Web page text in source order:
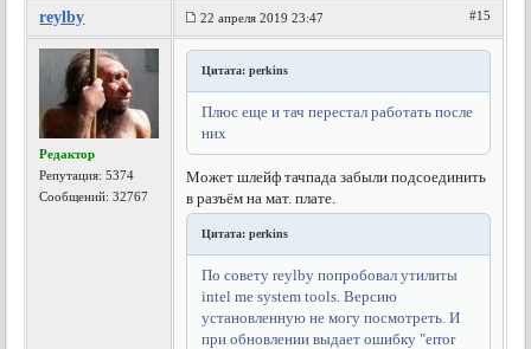
reylby 22 апреля 2019 23:47 #15
Редактор
Репутация:5374
Сообщений: 32767
Цитата: perkins
Плюс еще и тач перестал работать после
них
Может шлейф тачпада забыли подсоединить
в разъём на мат. плате.
Цитата: perkins
По совету reylby попробовал утилиты
intel me system tools. Версию
установленную не могу посмотреть. И
при обновлении выдает ошибку "error